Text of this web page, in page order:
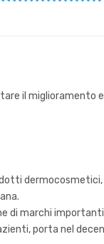
il
marchi importanti
porta nel